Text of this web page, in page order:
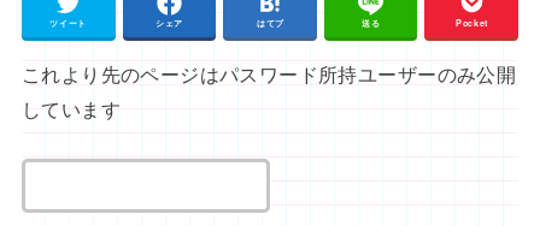
ツイート シェア はてブ 送る Pocket
これより先のページはパスワード所持ユーザーのみ公開
しています